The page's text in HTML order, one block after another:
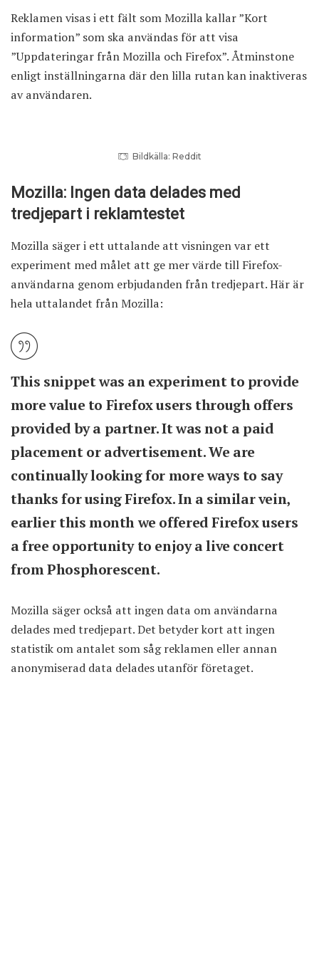
Reklamen visas i ett fält som Mozilla kallar ”Kort
information” som ska användas för att visa
”Uppdateringar från Mozilla och Firefox”. Åtminstone
enligt inställningarna där den lilla rutan kan inaktiveras
av användaren.
Bildkälla: Reddit
Mozilla: Ingen data delades med
tredjepart i reklamtestet
Mozilla säger i ett uttalande att visningen var ett
experiment med målet att ge mer värde till Firefox-
användarna genom erbjudanden från tredjepart. Här är
hela uttalandet från Mozilla:
This snippet was an experiment to provide
more value to Firefox users through offers
provided by a partner. It was not a paid
placement or advertisement. We are
continually looking for more ways to say
thanks for using Firefox. In a similar vein,
earlier this month we offered Firefox users
a free opportunity to enjoy a live concert
from Phosphorescent.
Mozilla säger också att ingen data om användarna
delades med tredjepart. Det betyder kort att ingen
statistik om antalet som såg reklamen eller annan
anonymiserad data delades utanför företaget.